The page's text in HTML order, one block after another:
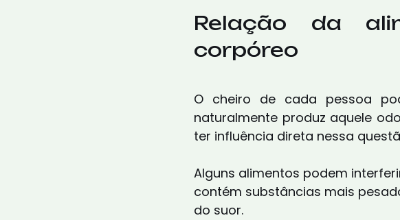
Relação da
corpóreo
O cheiro de cada pessoa
naturalmente produz aquele
ter influência direta nessa
Alguns alimentos podem
contém substâncias mais
do suor.